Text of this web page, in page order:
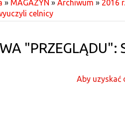
» MAGAZYN » Archiwum » 2016 r.
celnicy
Aby uzyskać